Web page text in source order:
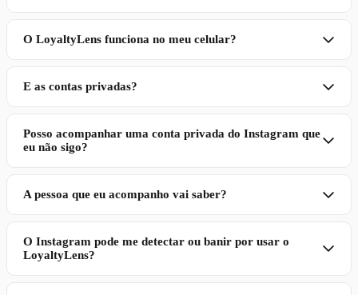
O LoyaltyLens funciona no meu celular?
E as contas privadas?
Posso acompanhar uma conta privada do Instagram que
eu não sigo?
A pessoa que eu acompanho vai saber?
O Instagram pode me detectar ou banir por usar o
LoyaltyLens?